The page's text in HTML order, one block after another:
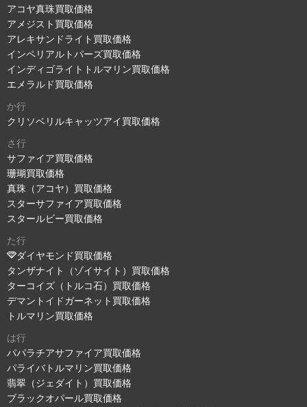
アコヤ真珠買取価格
アメジスト買取価格
アレキサンドライト買取価格
インペリアルトパーズ買取価格
インディゴライトトルマリン買取価格
エメラルド買取価格
か行
クリソベリルキャッツアイ買取価格
さ行
サファイア買取価格
珊瑚買取価格
真珠（アコヤ）買取価格
スターサファイア買取価格
スタールビー買取価格
た行
ダイヤモンド買取価格
タンザナイト（ゾイサイト）買取価格
ターコイズ（トルコ石）買取価格
デマントイドガーネット買取価格
トルマリン買取価格
は行
パパラチアサファイア買取価格
パライバトルマリン買取価格
翡翠（ジェダイト）買取価格
ブラックオパール買取価格